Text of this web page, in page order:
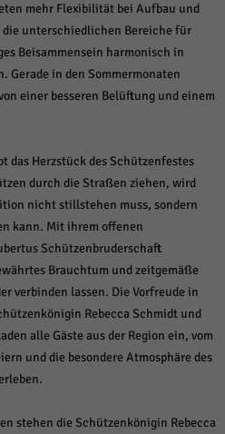
mehr Flexibilität bei Aufbau und
unterschiedlichen Bereiche für
Beisammensein harmonisch in
Gerade in den Sommermonaten
einer besseren Belüftung und einem
das Herzstück des Schützenfestes
durch die Straßen ziehen, wird
nicht stillstehen muss, sondern
kann. Mit ihrem offenen
Schützenbruderschaft
Brauchtum und zeitgemäße
verbinden lassen. Die Vorfreude in
Rebecca Schmidt und
alle Gäste aus der Region ein, vom
und die besondere Atmosphäre des
stehen die Schützenkönigin Rebecca
anzeigen
Datenschutzerklärung